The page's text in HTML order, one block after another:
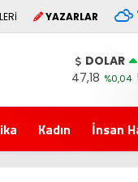
YAZARLAR
DOLAR
47,18 %0,04
Kadın İnsan